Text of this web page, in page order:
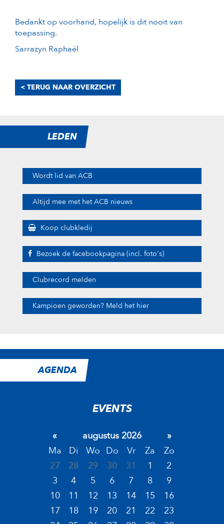
Bedankt op voorhand, hopelijk is dit nooit van
toepassing.
Sarrazyn Raphaël
< TERUG NAAR OVERZICHT
LEDEN
Wordt lid van ACB
Altijd mee met het ACB nieuws
Koop clubkledij
Bezoek de facebookpagina (incl. foto's)
Clubrecord melden
Kampioen geworden? Meld het hier
AGENDA
EVENTS
« augustus 2026
»
Ma
Di Wo Do Vr Za
Zo
27
28 29 30 31 1
2
3
4 5 6 7 8
9
10
11 12 13 14 15
16
17
18 19 20 21 22
23